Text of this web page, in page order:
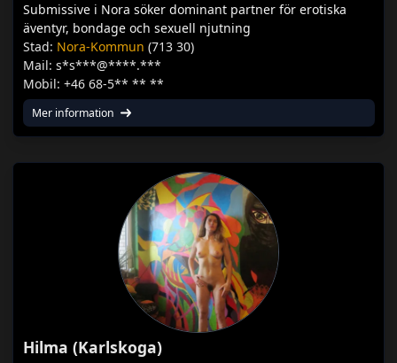
Submissive i Nora söker dominant partner för erotiska
äventyr, bondage och sexuell njutning
Stad: Nora-Kommun (713 30)
Mail: s*s***@****.***
Mobil: +46 68-5** ** **
Mer information
Hilma (Karlskoga)